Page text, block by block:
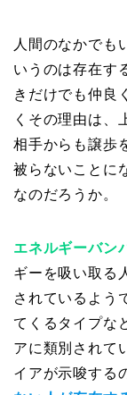
人間のなかでも
いうのは存在す
きだけでも仲良
くその理由は、
相手からも譲歩
被らないことに
なのだろうか。
エネルギーバン
ギーを吸い取る
されているよう
てくるタイプな
アに類別されて
イアが示唆する